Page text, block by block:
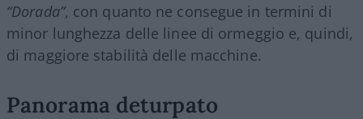
“Dorada”, con quanto ne consegue in termini di
minor lunghezza delle linee di ormeggio e, quindi,
di maggiore stabilità delle macchine.
Panorama deturpato